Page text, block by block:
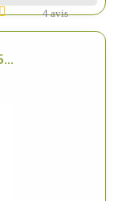
4 avis